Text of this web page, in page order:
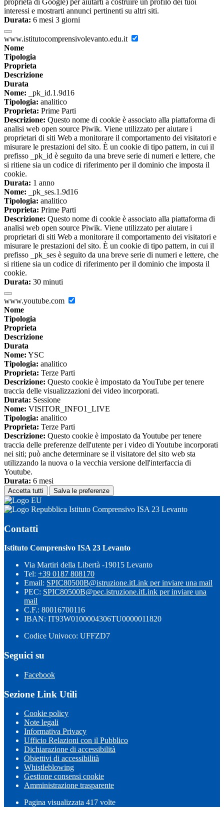
proprietà di Google) per aiutarti a costruire un profilo dei tuoi
interessi e mostrarti annunci pertinenti su altri siti.
Durata: 6 mesi 3 giorni
www.istitutocomprensivolevanto.edu.it
Nome
Tipologia
Proprieta
Descrizione
Durata
Nome: _pk_id.1.9d16
Tipologia: analitico
Proprieta: Prime Parti
Descrizione: Questo nome di cookie è associato alla piattaforma di
analisi web open source Piwik. Viene utilizzato per aiutare i
proprietari di siti Web a monitorare il comportamento dei visitatori e
misurare le prestazioni del sito. È un cookie di tipo pattern, in cui il
prefisso _pk_id è seguito da una breve serie di numeri e lettere, che
si ritiene sia un codice di riferimento per il dominio che imposta il
cookie.
Durata: 1 anno
Nome: _pk_ses.1.9d16
Tipologia: analitico
Proprieta: Prime Parti
Descrizione: Questo nome di cookie è associato alla piattaforma di
analisi web open source Piwik. Viene utilizzato per aiutare i
proprietari di siti Web a monitorare il comportamento dei visitatori e
misurare le prestazioni del sito. È un cookie di tipo pattern, in cui il
prefisso _pk_ses è seguito da una breve serie di numeri e lettere, che
si ritiene sia un codice di riferimento per il dominio che imposta il
cookie.
Durata: 30 minuti
www.youtube.com
Nome
Tipologia
Proprieta
Descrizione
Durata
Nome: YSC
Tipologia: analitico
Proprieta: Terze Parti
Descrizione: Questo cookie è impostato da YouTube per tenere
traccia delle visualizzazioni dei video incorporati.
Durata: Sessione
Nome: VISITOR_INFO1_LIVE
Tipologia: analitico
Proprieta: Terze Parti
Descrizione: Questo cookie è impostato da Youtube per tenere
traccia delle preferenze dell'utente per i video di Youtube incorporati
nei siti; può anche determinare se il visitatore del sito web sta
utilizzando la nuova o la vecchia versione dell'interfaccia di
Youtube.
Durata: 6 mesi
Accetta tutti Salva le preferenze
Istituto Comprensivo ISA 23 Levanto
Contatti
Istituto Comprensivo ISA 23 Levanto
Via Martiri della Libertà -19015 Levanto
Tel: +39 0187 808170
Email: SPIC80500B@istruzione.itLink per inviare una mail
PEC: SPIC80500B@pec.istruzione.itLink per inviare una
mail
C.F.: 80016700116
IBAN: IT93W0100004306TU0000011820
Codice Univoco: UFFZD7
Seguici su
Facebook
Sezione Link Utili
Cookie policy
Note legali
Informativa Privacy
Ufficio Relazioni con il Pubblico
Dichiarazione di accessibilità
Obiettivi di accessibilità
Whistleblowing
Gestione consensi cookie
Amministrazione trasparente
Pagina visualizzata 417 volte